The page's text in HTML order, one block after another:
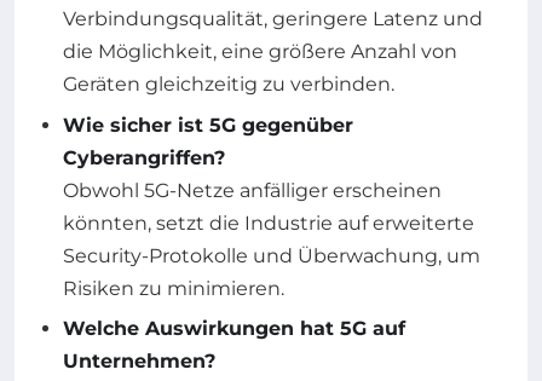
Verbindungsqualität, geringere Latenz und
die Möglichkeit, eine größere Anzahl von
Geräten gleichzeitig zu verbinden.
Wie sicher ist 5G gegenüber
Cyberangriffen?
Obwohl 5G-Netze anfälliger erscheinen
könnten, setzt die Industrie auf erweiterte
Security-Protokolle und Überwachung, um
Risiken zu minimieren.
Welche Auswirkungen hat 5G auf
Unternehmen?